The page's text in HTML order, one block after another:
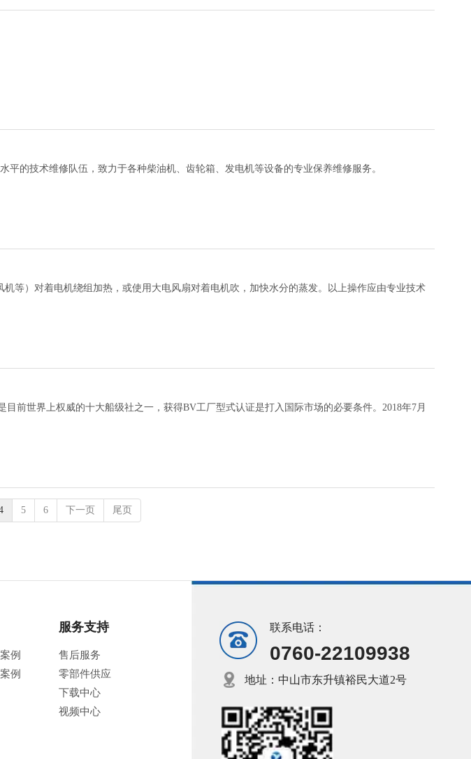
的技术维修队伍，致力于各种柴油机、齿轮箱、发电机等设备的专业保养维修服务。
等）对着电机绕组加热，或使用大电风扇对着电机吹，加快水分的蒸发。以上操作应由专业技术
前世界上权威的十大船级社之一，获得BV工厂型式认证是打入国际市场的必要条件。2018年7月
5 6 下一页 尾页
联系电话：
0760-22109938
地址：中山市东升镇裕民大道2号
例
例
服务支持
售后服务
零部件供应
下载中心
视频中心